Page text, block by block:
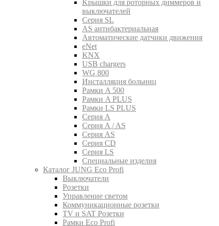
Kрышки для роторных диммеров и
выключателей
Серия SL
AS антибактериальная
Aвтоматические датчики движения
eNet
KNX
USB chargers
WG 800
Инсталляция больниц
Рамки A 500
Рамки A PLUS
Рамки LS PLUS
Серия A
Серия A / AS
Серия AS
Серия CD
Серия LS
Специальные изделия
Каталог JUNG Eco Profi
Выключатели
Розетки
Управление светом
Коммуникационные розетки
TV и SAT Розетки
Рамки Eco Profi